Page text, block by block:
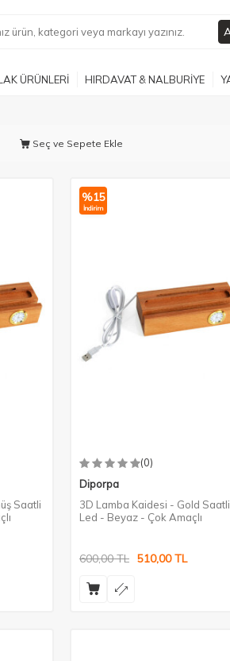
ÜRÜNLERİ HIRDAVAT & NALBURİYE
Seç ve Sepete Ekle
Saatli
%15
İndirim
(0)
Diporpa
3D Lamba Kaidesi - Gold
Led - Beyaz - Çok Amaçlı
600,00TL 510,00TL